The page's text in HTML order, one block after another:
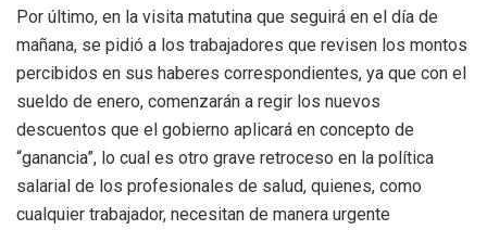
Por último, en la visita matutina que seguirá en el día de
mañana, se pidió a los trabajadores que revisen los montos
percibidos en sus haberes correspondientes, ya que con el
sueldo de enero, comenzarán a regir los nuevos
descuentos que el gobierno aplicará en concepto de
“ganancia”, lo cual es otro grave retroceso en la política
salarial de los profesionales de salud, quienes, como
cualquier trabajador, necesitan de manera urgente